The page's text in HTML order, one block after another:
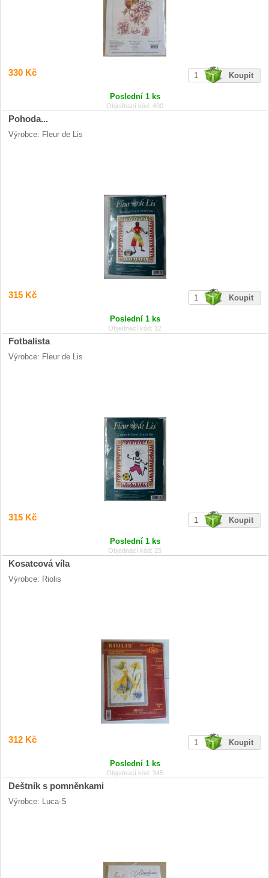
330 Kč
Poslední 1 ks
Objednací kód: 490
Pohoda...
Výrobce: Fleur de Lis
315 Kč
Poslední 1 ks
Objednací kód: 12
Fotbalista
Výrobce: Fleur de Lis
315 Kč
Poslední 1 ks
Objednací kód: 25
Kosatcová víla
Výrobce: Riolis
312 Kč
Poslední 1 ks
Objednací kód: 345
Deštník s pomněnkami
Výrobce: Luca-S